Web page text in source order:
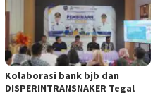
Kolaborasi bank bjb dan
DISPERINTRANSNAKER Tegal